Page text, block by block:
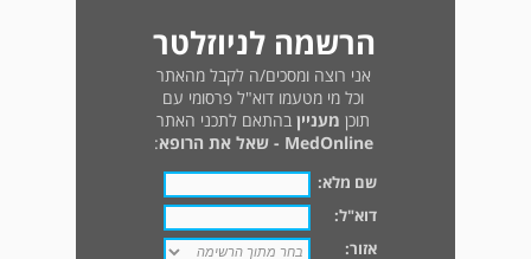
הרשמה לניוזלטר
אני רוצה ומסכים/ה לקבל מהאתר
וכל מי מטעמו דוא"ל פרסומי עם
תוכן מעניין בהתאם לתכני האתר
MedOnline - שאל את הרופא
:
שם מלא:
דוא"ל:
אזור: